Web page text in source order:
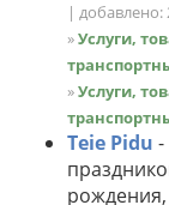
| добавлено:
»Услуги,
»Услуги,
Teie Pidu